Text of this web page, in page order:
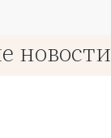
новости